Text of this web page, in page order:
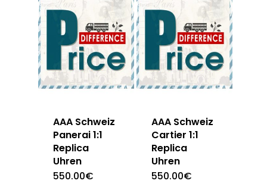
AAA Schweiz
Panerai 1:1
Replica
Uhren
550.00€
AAA Schweiz
Cartier 1:1
Replica
Uhren
550.00€